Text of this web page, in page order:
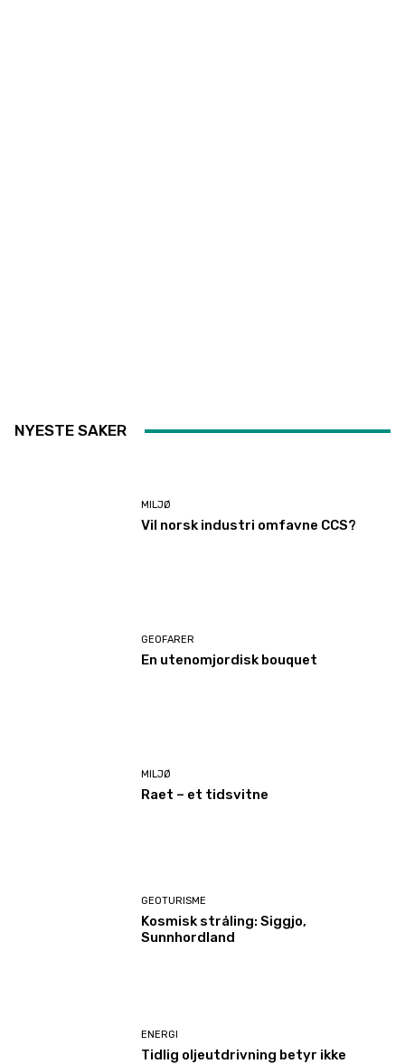
NYESTE SAKER
MILJØ
Vil norsk industri omfavne CCS?
GEOFARER
En utenomjordisk bouquet
MILJØ
Raet – et tidsvitne
GEOTURISME
Kosmisk stråling: Siggjo,
Sunnhordland
ENERGI
Tidlig oljeutdrivning betyr ikke